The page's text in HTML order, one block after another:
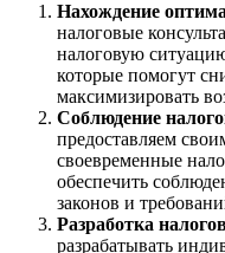
Нахождение
налоговые
налоговую
которые помогут
максимизировать
Соблюдение
предоставляем
своевременные
обеспечить
законов и
Разработка
разрабатывать